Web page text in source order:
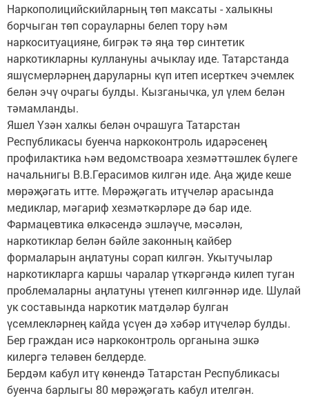
Наркополицийскийларның төп максаты - халыкны
борчыган төп сорауларны белеп тору һәм
наркоситуацияне, бигрәк тә яңа төр синтетик
наркотикларны куллануны ачыклау иде. Татарстанда
яшүсмерләрнең даруларны күп итеп исерткеч эчемлек
белән эчү очрагы булды. Кызганычка, ул үлем белән
тәмамланды.
Яшел Үзән халкы белән очрашуга Татарстан
Республикасы буенча наркоконтроль идарәсенең
профилактика һәм ведомствоара хезмәттәшлек бүлеге
начальнигы В.В.Герасимов килгән иде. Аңа җиде кеше
мөрәҗәгать итте. Мөрәҗәгать итүчеләр арасында
медиклар, мәгариф хезмәткәрләре дә бар иде.
Фармацевтика өлкәсендә эшләүче, мәсәлән,
наркотиклар белән бәйле законның кайбер
формаларын аңлатуны сорап килгән. Укытучылар
наркотикларга каршы чаралар үткәргәндә килеп туган
проблемаларны аңлатуны үтенеп килгәннәр иде. Шулай
ук составында наркотик матдәләр булган
үсемлекләрнең кайда үсүен дә хәбәр итүчеләр булды.
Бер граждан исә наркоконтроль органына эшкә
килергә теләвен белдерде.
Бердәм кабул итү көнендә Татарстан Республикасы
буенча барлыгы 80 мөрәҗәгать кабул ителгән.